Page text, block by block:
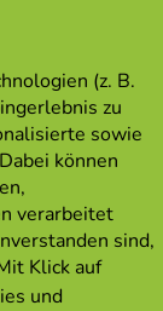
(z. B.
zu
sowie
können
verarbeitet
sind,
Klick auf
und